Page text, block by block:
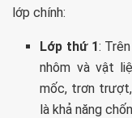
lớp chính:
Lớp thứ 1:
nhôm và vật
mốc, trơn trượt,
là khả năng